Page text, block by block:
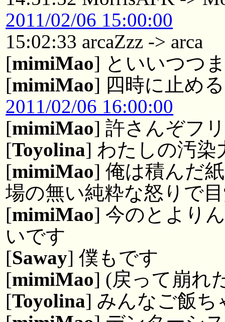
2011/02/06 15:00:00
15:02:33 arcaZzz -> arca
[mimiMao] といいつつ
[mimiMao] 四時に止める
2011/02/06 16:00:00
[mimiMao] 許さんぞフ
[Toyolina] わたしの汚染
[mimiMao] 俺は積んだ
場の無い純粋な怒りで
[mimiMao] 今のとより
いです
[Saway] 僕もです
[mimiMao] (戻って崩れ
[Toyolina] みんなご飯ち